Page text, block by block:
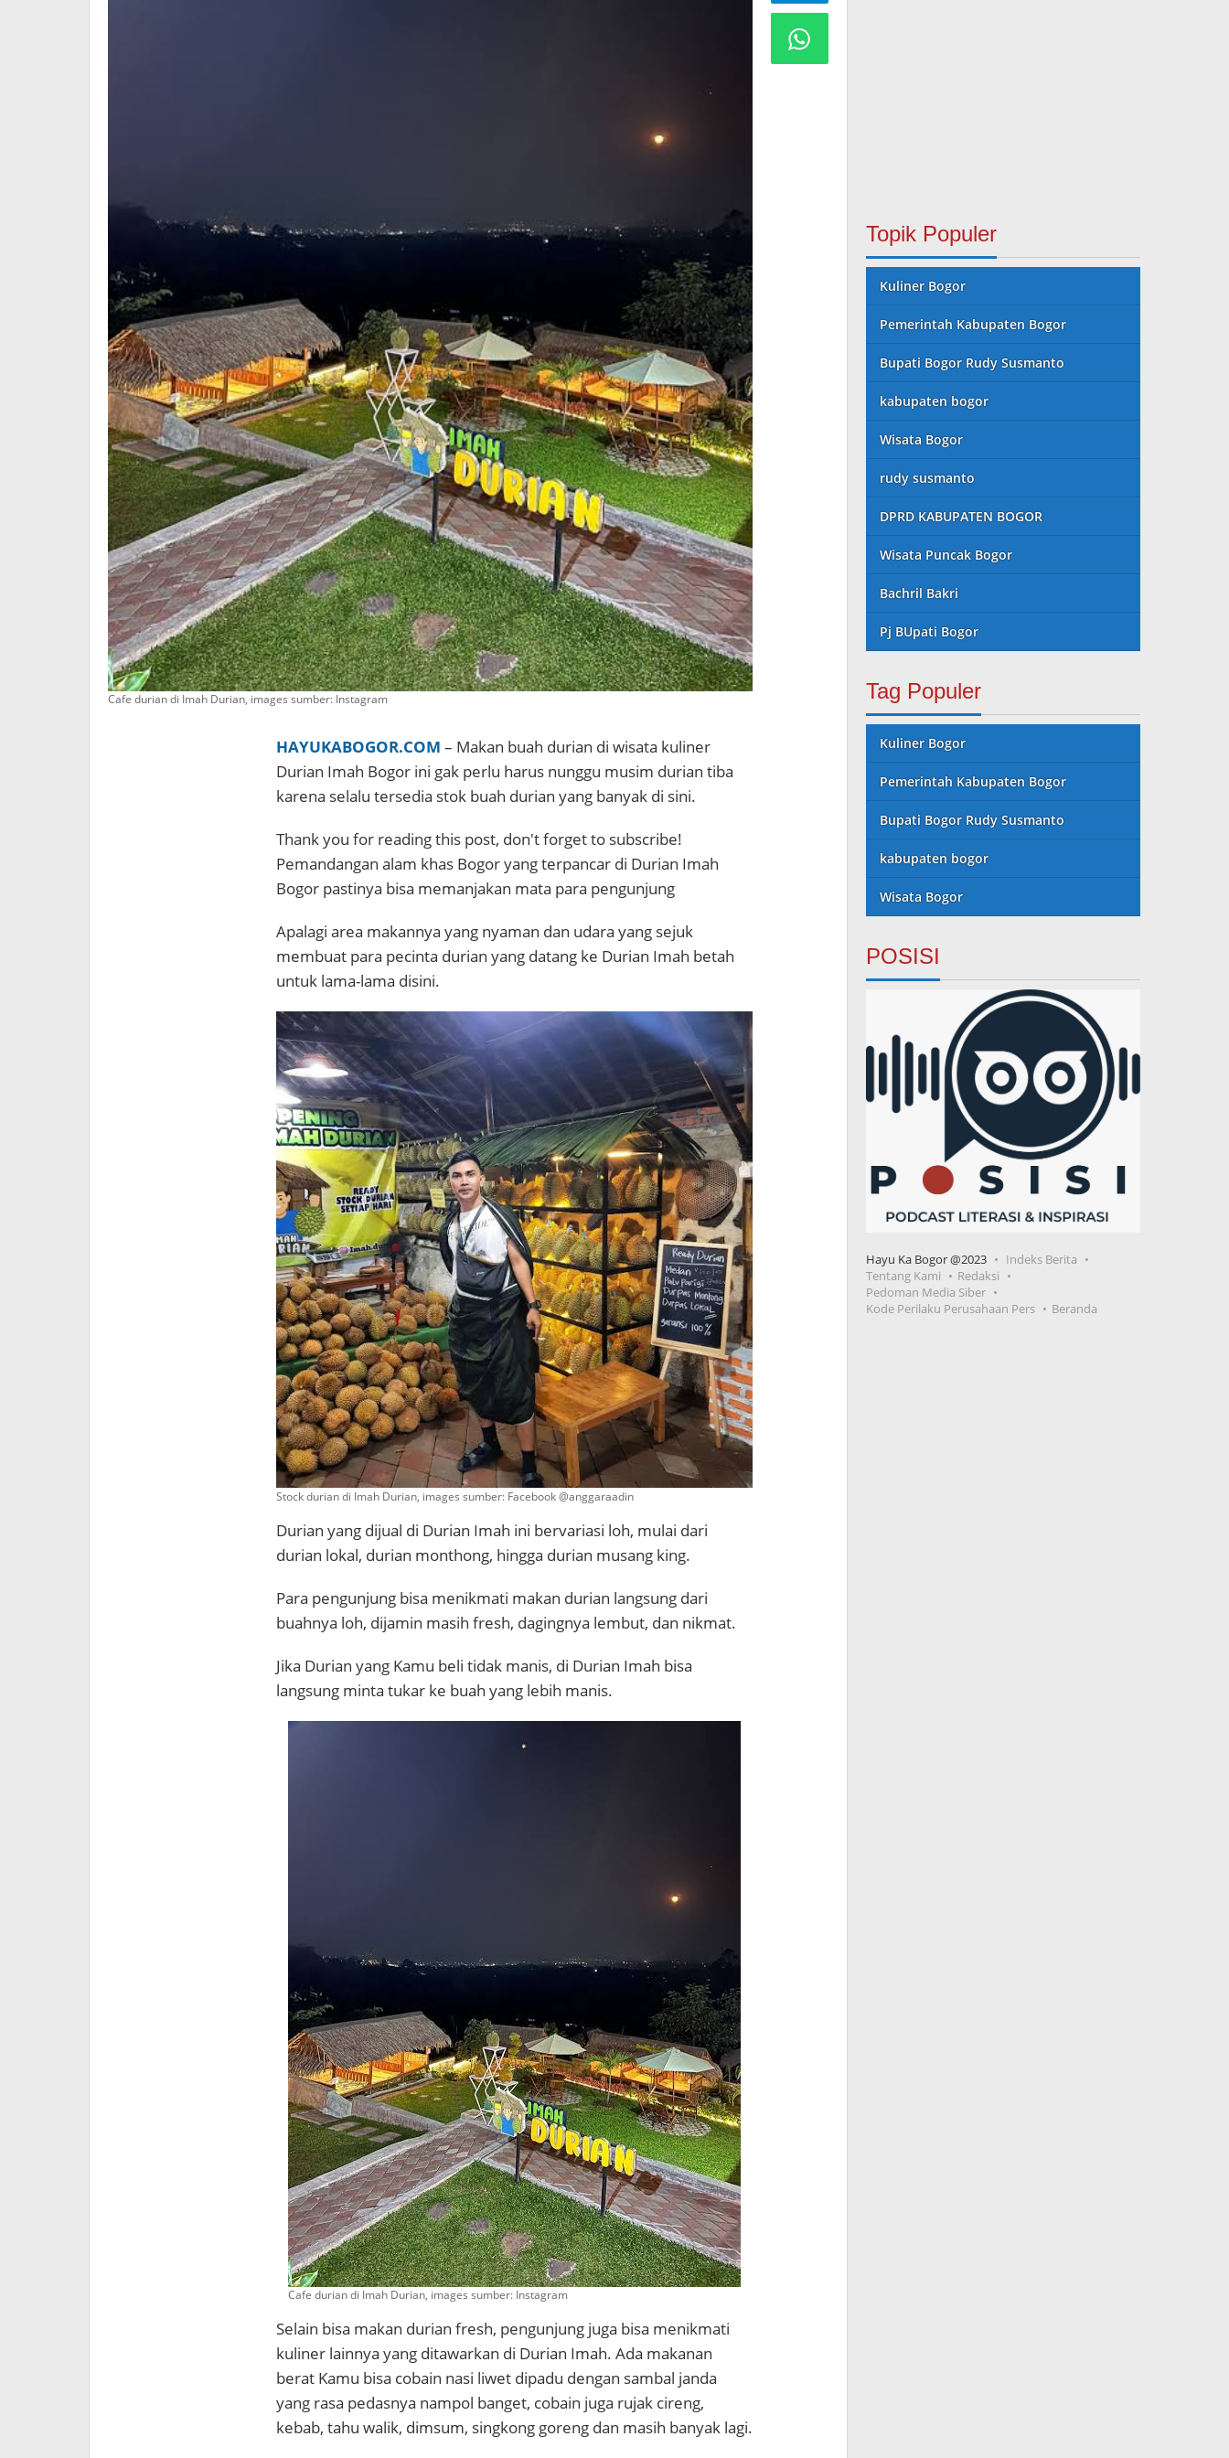
Cafe durian di Imah Durian, images sumber: Instagram
HAYUKABOGOR.COM – Makan buah durian di wisata kuliner
Durian Imah Bogor ini gak perlu harus nunggu musim durian tiba
karena selalu tersedia stok buah durian yang banyak di sini.
Thank you for reading this post, don't forget to subscribe!
Pemandangan alam khas Bogor yang terpancar di Durian Imah
Bogor pastinya bisa memanjakan mata para pengunjung
Apalagi area makannya yang nyaman dan udara yang sejuk
membuat para pecinta durian yang datang ke Durian Imah betah
untuk lama-lama disini.
Stock durian di Imah Durian, images sumber: Facebook @anggaraadin
Durian yang dijual di Durian Imah ini bervariasi loh, mulai dari
durian lokal, durian monthong, hingga durian musang king.
Para pengunjung bisa menikmati makan durian langsung dari
buahnya loh, dijamin masih fresh, dagingnya lembut, dan nikmat.
Jika Durian yang Kamu beli tidak manis, di Durian Imah bisa
langsung minta tukar ke buah yang lebih manis.
Cafe durian di Imah Durian, images sumber: Instagram
Selain bisa makan durian fresh, pengunjung juga bisa menikmati
kuliner lainnya yang ditawarkan di Durian Imah. Ada makanan
berat Kamu bisa cobain nasi liwet dipadu dengan sambal janda
yang rasa pedasnya nampol banget, cobain juga rujak cireng,
kebab, tahu walik, dimsum, singkong goreng dan masih banyak lagi.
Topik Populer
Kuliner Bogor
Pemerintah Kabupaten Bogor
Bupati Bogor Rudy Susmanto
kabupaten bogor
Wisata Bogor
rudy susmanto
DPRD KABUPATEN BOGOR
Wisata Puncak Bogor
Bachril Bakri
Pj BUpati Bogor
Tag Populer
Kuliner Bogor
Pemerintah Kabupaten Bogor
Bupati Bogor Rudy Susmanto
kabupaten bogor
Wisata Bogor
POSISI
Hayu Ka Bogor @2023
Indeks Berita
Tentang Kami
Redaksi
Pedoman Media Siber
Kode Perilaku Perusahaan Pers
Beranda